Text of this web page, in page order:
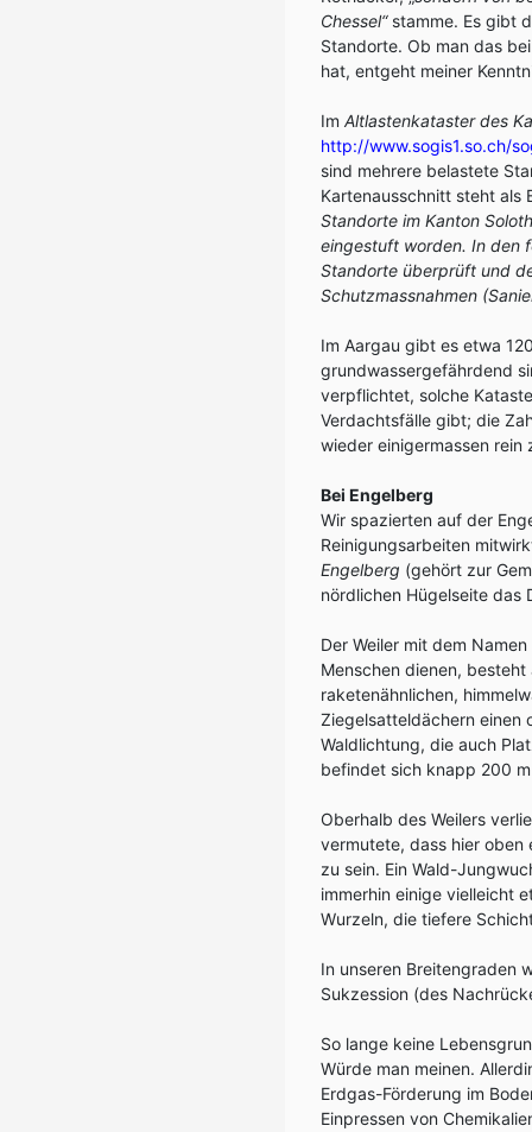
Chessel“stamme. Es gibt
Standorte. Ob man das
hat, entgeht meiner
Im Altlastenkataster des
http://www.sogis1.so.ch/
sind mehrere belastete
Kartenausschnitt steht als
Standorte im Kanton
eingestuft worden. In den
Standorte überprüft und
Schutzmassnahmen
Im Aargau gibt es etwa
grundwassergefährdend
verpflichtet, solche
Verdachtsfälle gibt; die
wieder einigermassen rein
Bei Engelberg
Wir spazierten auf der
Reinigungsarbeiten
Engelberg (gehört zur
nördlichen Hügelseite das
Der Weiler mit dem
Menschen dienen,
raketenähnlichen,
Ziegelsatteldächern einen
Waldlichtung, die auch
befindet sich knapp 200
Oberhalb des Weilers
vermutete, dass hier oben
zu sein. Ein Wald-
immerhin einige vielleicht
Wurzeln, die tiefere
In unseren Breitengraden
Sukzession (des
So lange keine
Würde man meinen.
Erdgas-Förderung im
Einpressen von